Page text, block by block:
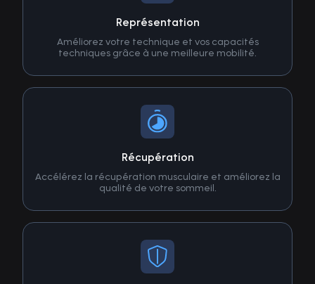
Représentation
Améliorez votre technique et vos capacités
techniques grâce à une meilleure mobilité.
Récupération
Accélérez la récupération musculaire et améliorez la
qualité de votre sommeil.